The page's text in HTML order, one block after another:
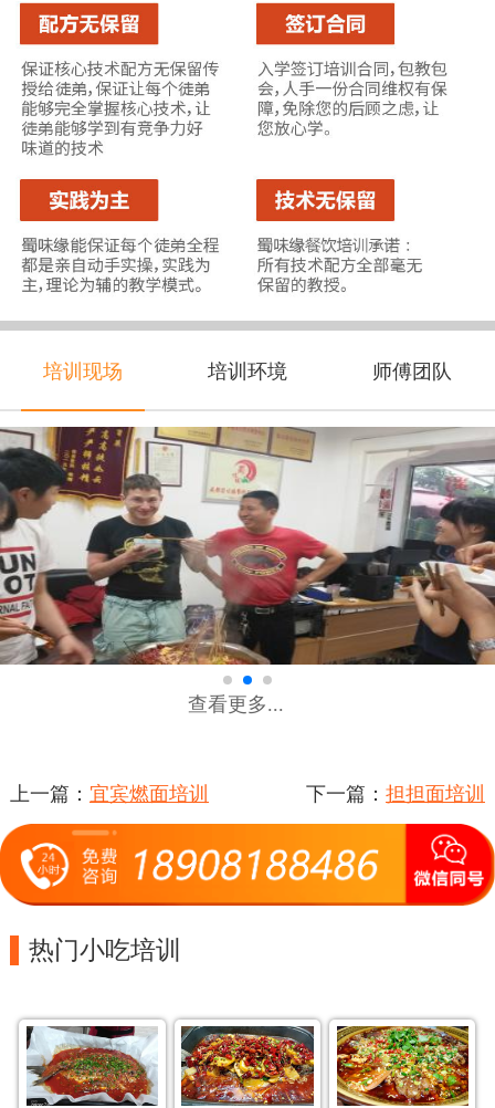
培训现场 培训环境 师傅团队
查看更多...
上一篇： 宜宾燃面培训 下一篇： 担担面培训
热门小吃培训